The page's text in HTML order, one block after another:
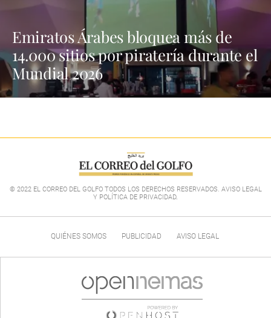
Emiratos Árabes bloquea más de
14.000 sitios por piratería durante el
Mundial 2026
© 2022 EL CORREO DEL GOLFO TODOS LOS DERECHOS RESERVADOS. AVISO LEGAL
Y POLÍTICA DE PRIVACIDAD.
QUIÉNES SOMOS PUBLICIDAD AVISO LEGAL